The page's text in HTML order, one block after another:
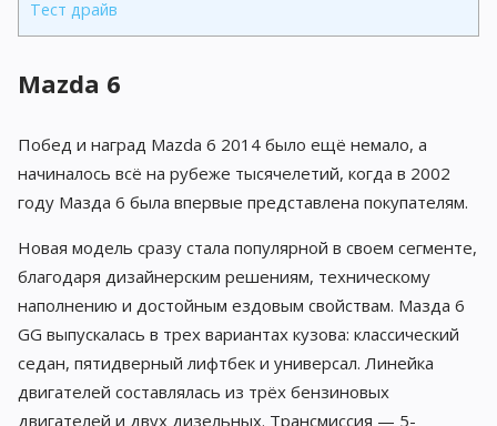
Тест драйв
Mazda 6
Побед и наград Mazda 6 2014 было ещё немало, а
начиналось всё на рубеже тысячелетий, когда в 2002
году Мазда 6 была впервые представлена покупателям.
Новая модель сразу стала популярной в своем сегменте,
благодаря дизайнерским решениям, техническому
наполнению и достойным ездовым свойствам. Мазда 6
GG выпускалась в трех вариантах кузова: классический
седан, пятидверный лифтбек и универсал. Линейка
двигателей составлялась из трёх бензиновых
двигателей и двух дизельных. Трансмиссия — 5-